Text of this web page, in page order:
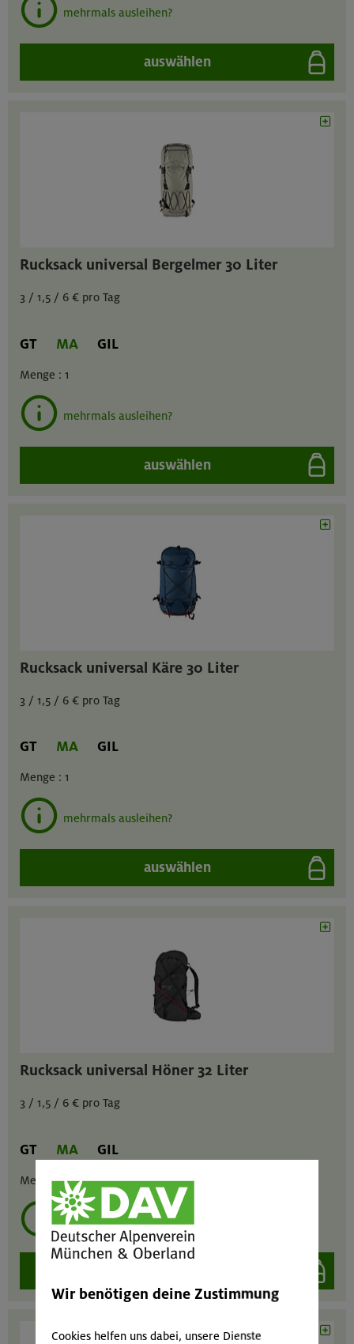
mehrmals ausleihen?
auswählen
Rucksack universal Bergelmer 30 Liter
3 / 1,5 / 6 € pro Tag
GT MA GIL
Menge : 1
mehrmals ausleihen?
auswählen
Rucksack universal Käre 30 Liter
3 / 1,5 / 6 € pro Tag
GT MA GIL
Menge : 1
mehrmals ausleihen?
auswählen
Rucksack universal Höner 32 Liter
3 / 1,5 / 6 € pro Tag
GT MA GIL
Menge :1
mehrmals ausleihen?
Wir benötigen deine Zustimmung
Cookies helfen uns dabei, unsere Dienste